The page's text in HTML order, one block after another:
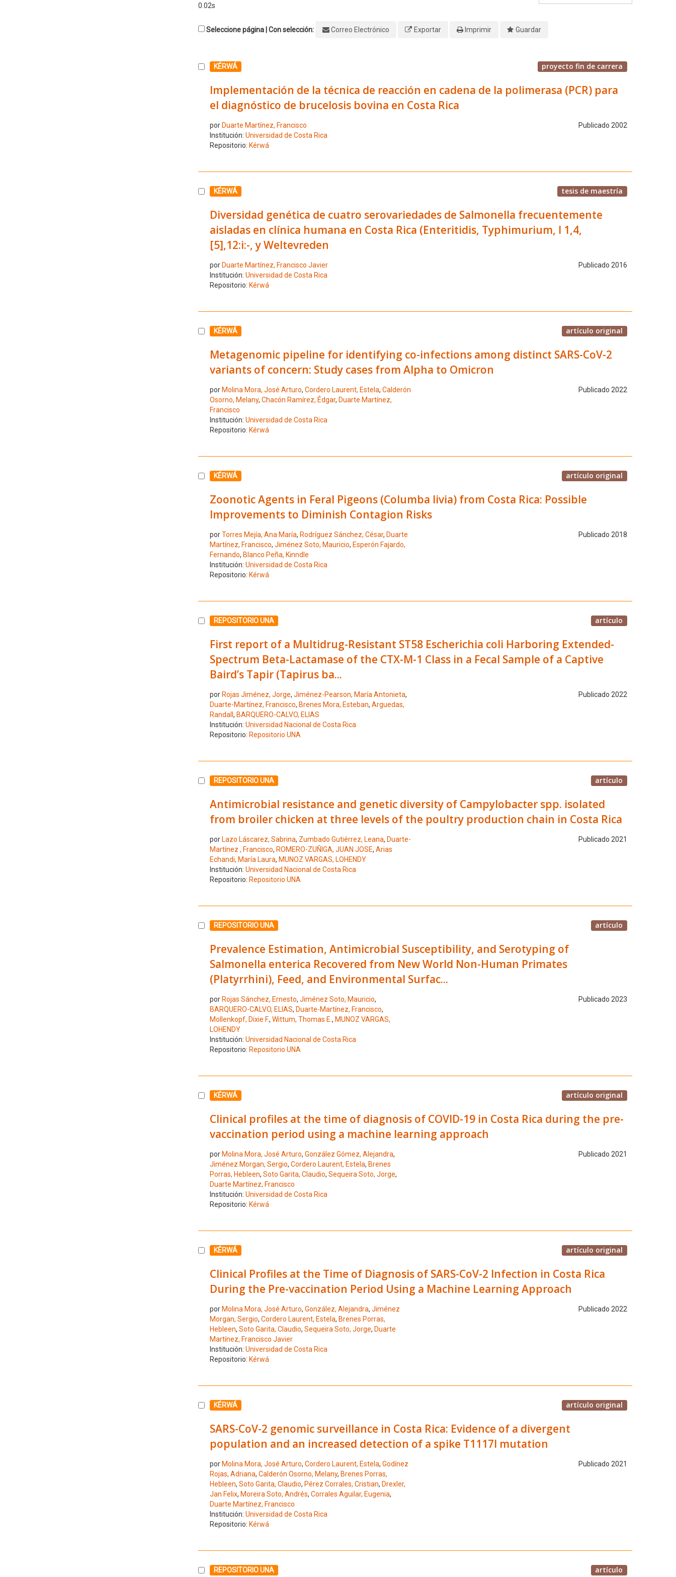
0.02s
Seleccione página | Con selección: Correo Electrónico Exportar Imprimir Guardar
Seleccione el número de resultado 1
KÉRWÁ proyecto fin de carrera
Implementación de la técnica de reacción en cadena de la polimerasa (PCR) para
el diagnóstico de brucelosis bovina en Costa Rica
por Duarte Martínez, Francisco
Publicado 2002
Institución: Universidad de Costa Rica
Repositorio: Kérwá
Seleccione el número de resultado 2
KÉRWÁ tesis de maestría
Diversidad genética de cuatro serovariedades de Salmonella frecuentemente
aisladas en clínica humana en Costa Rica (Enteritidis, Typhimurium, I 1,4,
[5],12:i:-, y Weltevreden
por Duarte Martínez, Francisco Javier
Publicado 2016
Institución: Universidad de Costa Rica
Repositorio: Kérwá
Seleccione el número de resultado 3
KÉRWÁ artículo original
Metagenomic pipeline for identifying co-infections among distinct SARS-CoV-2
variants of concern: Study cases from Alpha to Omicron
por Molina Mora, José Arturo, Cordero Laurent, Estela, Calderón
Osorno, Melany, Chacón Ramírez, Édgar, Duarte Martínez,
Francisco
Publicado 2022
Institución: Universidad de Costa Rica
Repositorio: Kérwá
Seleccione el número de resultado 4
KÉRWÁ artículo original
Zoonotic Agents in Feral Pigeons (Columba livia) from Costa Rica: Possible
Improvements to Diminish Contagion Risks
porTorres Mejía, Ana María, Rodríguez Sánchez, César, Duarte
Martínez, Francisco, Jiménez Soto, Mauricio, Esperón Fajardo,
Fernando, Blanco Peña, Kinndle
Publicado 2018
Institución: Universidad de Costa Rica
Repositorio: Kérwá
Seleccione el número de resultado 5
REPOSITORIO UNA artículo
First report of a Multidrug-Resistant ST58 Escherichia coli Harboring Extended-
Spectrum Beta-Lactamase of the CTX-M-1 Class in a Fecal Sample of a Captive
Baird’s Tapir (Tapirus ba...
por Rojas Jiménez, Jorge, Jiménez-Pearson, María Antonieta,
Duarte-Martínez, Francisco, Brenes Mora, Esteban, Arguedas,
Randall , BARQUERO-CALVO, ELIAS
Publicado 2022
Institución: Universidad Nacional de Costa Rica
Repositorio: Repositorio UNA
Seleccione el número de resultado 6
REPOSITORIO UNA artículo
Antimicrobial resistance and genetic diversity of Campylobacter spp. isolated
from broiler chicken at three levels of the poultry production chain in Costa Rica
por Lazo Láscarez, Sabrina, Zumbado Gutiérrez, Leana, Duarte-
Martínez , Francisco, ROMERO-ZUÑIGA, JUAN JOSE, Arias
Echandi, María Laura, MUNOZ VARGAS, LOHENDY
Publicado 2021
Institución: Universidad Nacional de Costa Rica
Repositorio: Repositorio UNA
Seleccione el número de resultado 7
REPOSITORIO UNA artículo
Prevalence Estimation, Antimicrobial Susceptibility, and Serotyping of
Salmonella enterica Recovered from New World Non-Human Primates
(Platyrrhini), Feed, and Environmental Surfac...
por Rojas Sánchez, Ernesto, Jiménez Soto, Mauricio,
BARQUERO-CALVO, ELIAS, Duarte-Martínez, Francisco,
Mollenkopf, Dixie F., Wittum, Thomas E., MUNOZ VARGAS,
LOHENDY
Publicado 2023
Institución: Universidad Nacional de Costa Rica
Repositorio: Repositorio UNA
Seleccione el número de resultado 8
KÉRWÁ artículo original
Clinical profiles at the time of diagnosis of COVID-19 in Costa Rica during the pre-
vaccination period using a machine learning approach
por Molina Mora, José Arturo, González Gómez, Alejandra,
Jiménez Morgan, Sergio, Cordero Laurent, Estela, Brenes
Porras, Hebleen, Soto Garita, Claudio, Sequeira Soto, Jorge,
Duarte Martínez, Francisco
Publicado 2021
Institución: Universidad de Costa Rica
Repositorio: Kérwá
Seleccione el número de resultado 9
KÉRWÁ artículo original
Clinical Profiles at the Time of Diagnosis of SARS-CoV-2 Infection in Costa Rica
During the Pre-vaccination Period Using a Machine Learning Approach
por Molina Mora, José Arturo, González, Alejandra, Jiménez
Morgan, Sergio, Cordero Laurent, Estela, Brenes Porras,
Hebleen, Soto Garita, Claudio, Sequeira Soto, Jorge, Duarte
Martínez, Francisco Javier
Publicado 2022
Institución: Universidad de Costa Rica
Repositorio: Kérwá
Seleccione el número de resultado 10
KÉRWÁ artículo original
SARS-CoV-2 genomic surveillance in Costa Rica: Evidence of a divergent
population and an increased detection of a spike T1117I mutation
por Molina Mora, José Arturo, Cordero Laurent, Estela, Godínez
Rojas, Adriana, Calderón Osorno, Melany, Brenes Porras,
Hebleen, Soto Garita, Claudio, Pérez Corrales, Cristian, Drexler,
Jan Felix, Moreira Soto, Andrés, Corrales Aguilar, Eugenia,
Duarte Martínez, Francisco
Publicado 2021
Institución: Universidad de Costa Rica
Repositorio: Kérwá
Seleccione el número de resultado 11
REPOSITORIO UNA artículo